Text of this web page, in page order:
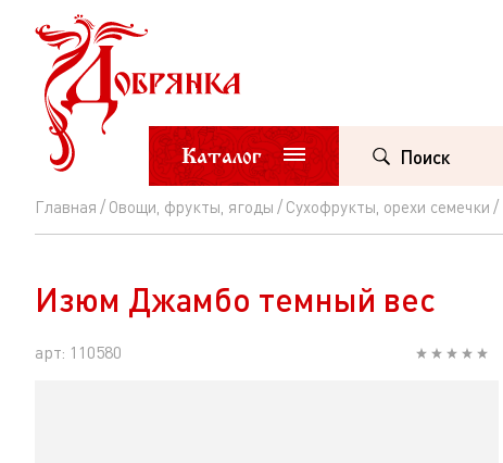
Каталог Поиск
Главная Овощи, фрукты, ягоды Сухофрукты, орехи семечки
Изюм
Джамбо
темный
вес
Изюм Джамбо темный вес
арт: 110580